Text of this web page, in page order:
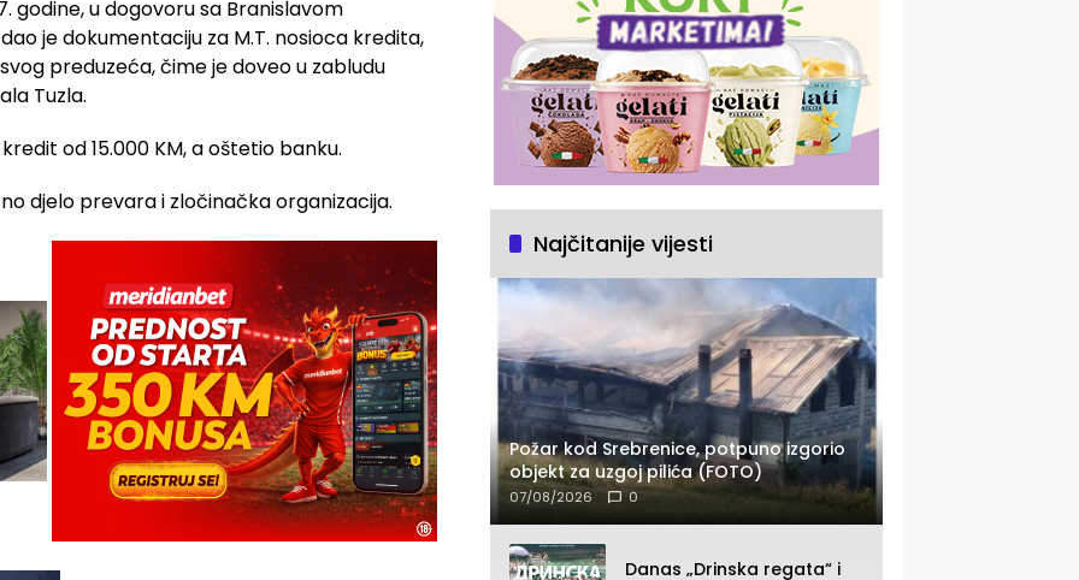
godine, u dogovoru sa Branislavom
je dokumentaciju za M.T. nosioca kredita,
preduzeća, čime je doveo u zabludu
Tuzla.
od 15.000 KM, a oštetio banku.
djelo prevara i zločinačka organizacija.
Najčitanije vijesti
Požar kod Srebrenice, potpuno izgorio
objekt za uzgoj pilića (FOTO)
07/08/2026 0
Danas „Drinska regata“ i